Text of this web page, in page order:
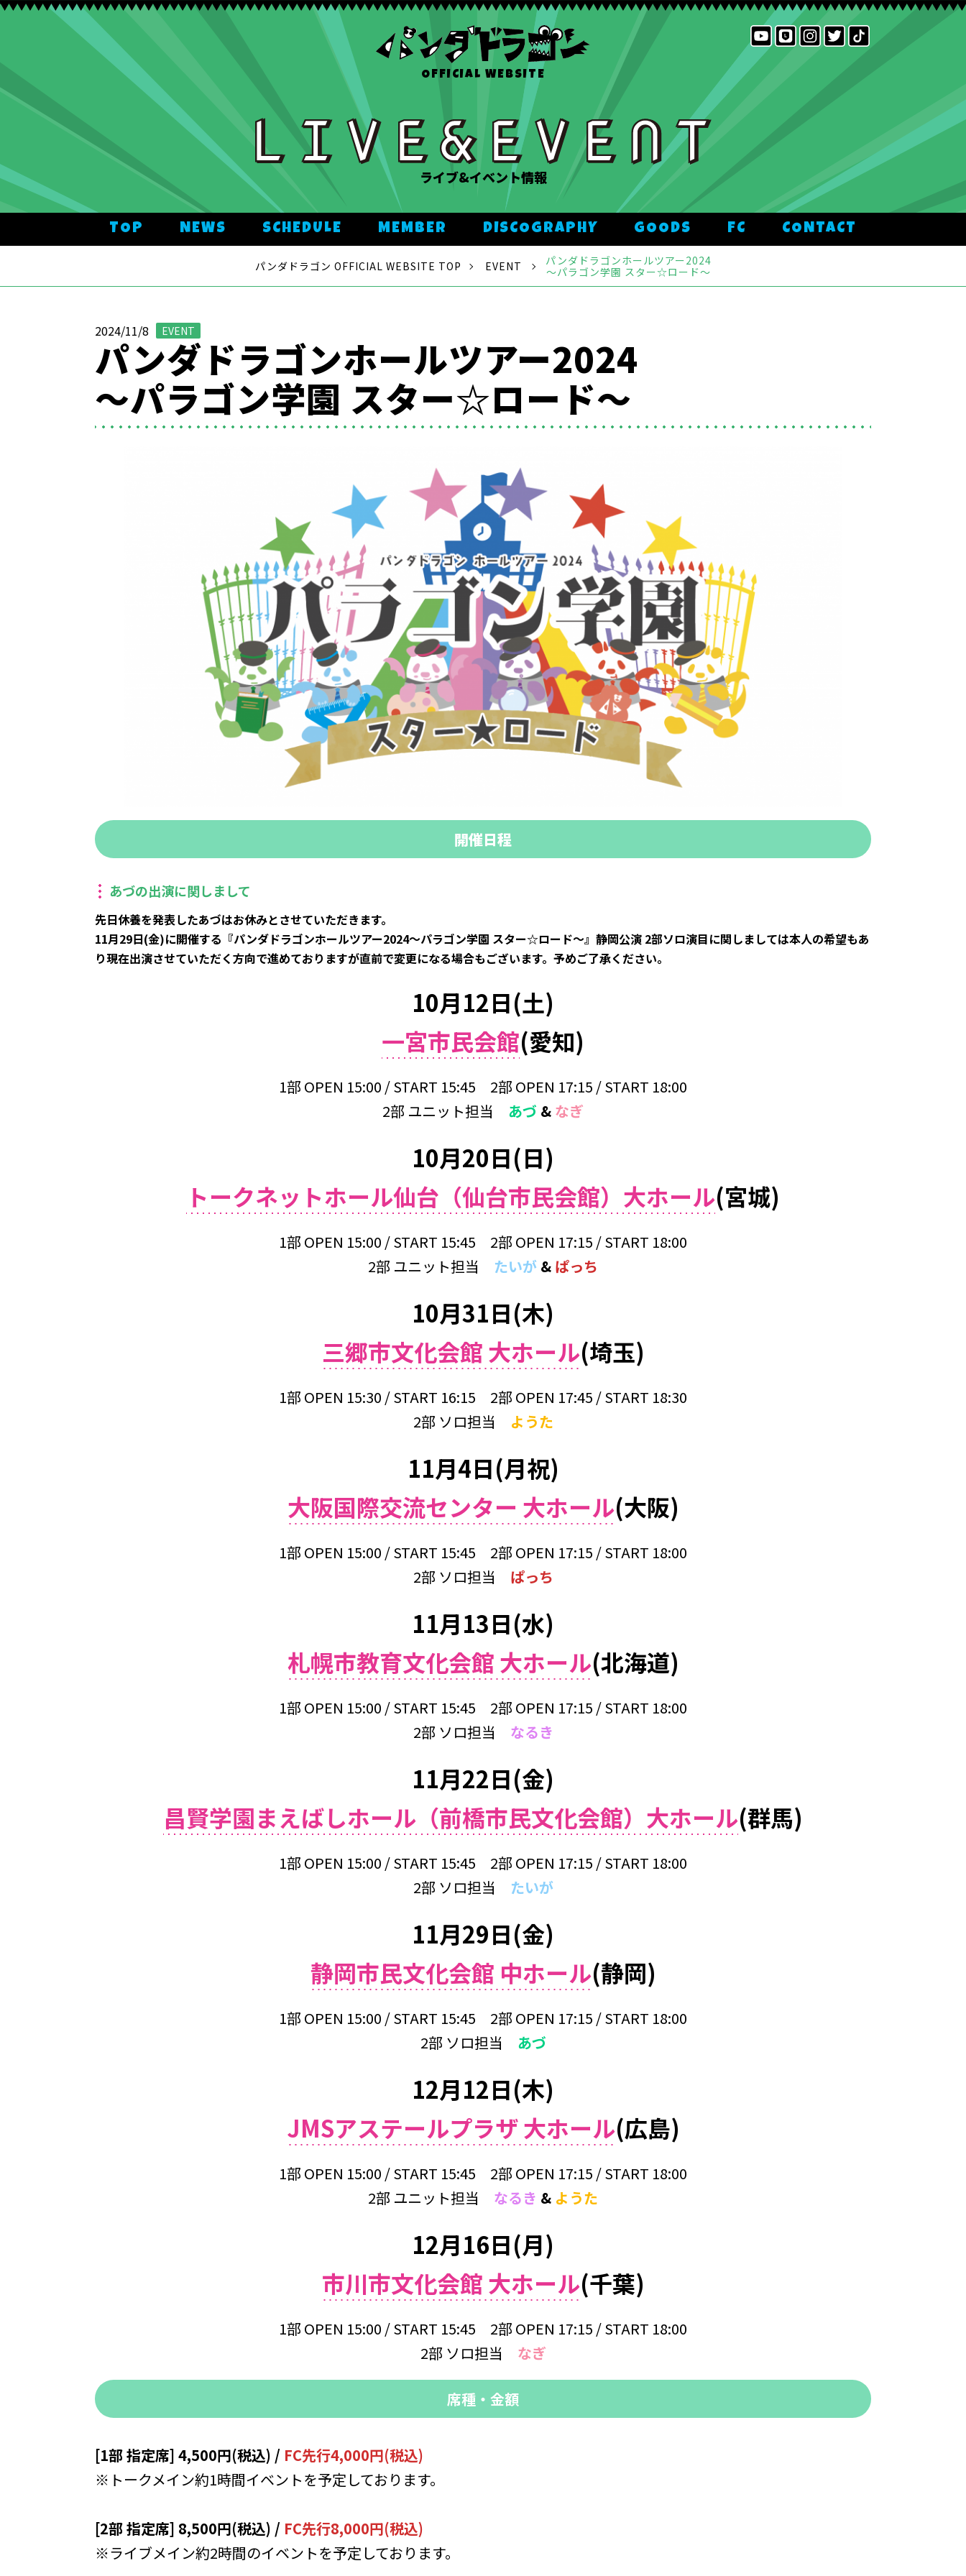
OFFICIAL WEBSITE
ライブ&イベント情報
TOP NEWS SCHEDULE MEMBER DISCOGRAPHY GOODS FC CONTACT
パンダドラゴン OFFICIAL WEBSITE TOP EVENT
パンダドラゴンホールツアー2024
〜パラゴン学園 スター☆ロード〜
2024/11/8 EVENT
パンダドラゴンホールツアー2024
〜パラゴン学園 スター☆ロード〜
開催日程
あづの出演に関しまして
先日休養を発表したあづはお休みとさせていただきます。
11月29日(金)に開催する『パンダドラゴンホールツアー2024〜パラゴン学園 スター☆ロード〜』静岡公演 2部ソロ演目に関しましては本人の希望もあ
り現在出演させていただく方向で進めておりますが直前で変更になる場合もございます。予めご了承ください。
10月12日(土)
一宮市民会館(愛知)
1部 OPEN 15:00 / START 15:45 2部 OPEN 17:15 / START 18:00
2部 ユニット担当 あづ & なぎ
10月20日(日)
トークネットホール仙台（仙台市民会館）大ホール(宮城)
1部 OPEN 15:00 / START 15:45 2部 OPEN 17:15 / START 18:00
2部 ユニット担当 たいが & ぱっち
10月31日(木)
三郷市文化会館 大ホール(埼玉)
1部 OPEN 15:30 / START 16:15 2部 OPEN 17:45 / START 18:30
2部 ソロ担当 ようた
11月4日(月祝)
大阪国際交流センター 大ホール(大阪)
1部 OPEN 15:00 / START 15:45 2部 OPEN 17:15 / START 18:00
2部 ソロ担当 ぱっち
11月13日(水)
札幌市教育文化会館 大ホール(北海道)
1部 OPEN 15:00 / START 15:45 2部 OPEN 17:15 / START 18:00
2部 ソロ担当 なるき
11月22日(金)
昌賢学園まえばしホール（前橋市民文化会館）大ホール(群馬)
1部 OPEN 15:00 / START 15:45 2部 OPEN 17:15 / START 18:00
2部 ソロ担当 たいが
11月29日(金)
静岡市民文化会館 中ホール(静岡)
1部 OPEN 15:00 / START 15:45 2部 OPEN 17:15 / START 18:00
2部 ソロ担当 あづ
12月12日(木)
JMSアステールプラザ 大ホール(広島)
1部 OPEN 15:00 / START 15:45 2部 OPEN 17:15 / START 18:00
2部 ユニット担当 なるき & ようた
12月16日(月)
市川市文化会館 大ホール(千葉)
1部 OPEN 15:00 / START 15:45 2部 OPEN 17:15 / START 18:00
2部 ソロ担当 なぎ
席種・金額
[1部 指定席] 4,500円(税込) / FC先行4,000円(税込)
※トークメイン約1時間イベントを予定しております。
[2部 指定席] 8,500円(税込) / FC先行8,000円(税込)
※ライブメイン約2時間のイベントを予定しております。